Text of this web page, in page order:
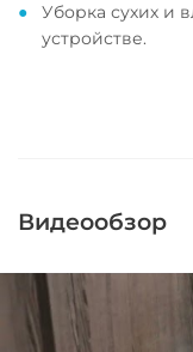
Уборка сухих и
устройстве.
Видеообзор